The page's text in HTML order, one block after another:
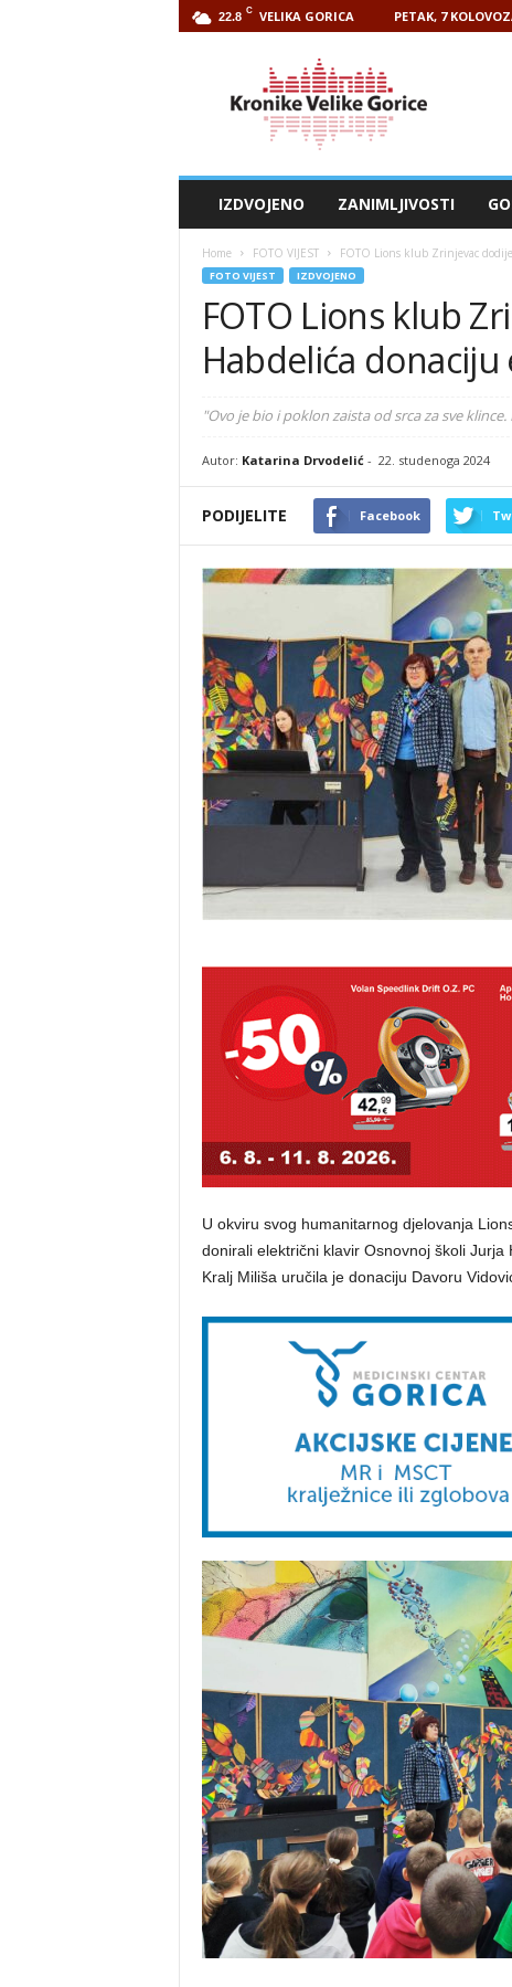
22.8 C VELIKA GORICA PETAK, 7
IZDVOJENO ZANIMLJIVOSTI
Home FOTO VIJEST FOTO Lions klub Zrinjevac
FOTO VIJEST IZDVOJENO
FOTO Lions klub
Habdelića
"Ovo je bio i poklon zaista od srca za sve
Autor: Katarina Drvodelić- 22. studenoga 2024
PODIJELITE Facebook
U okviru svog humanitarnog djelovanja
donirali električni klavir Osnovnoj školi
Kralj Miliša uručila je donaciju Davoru